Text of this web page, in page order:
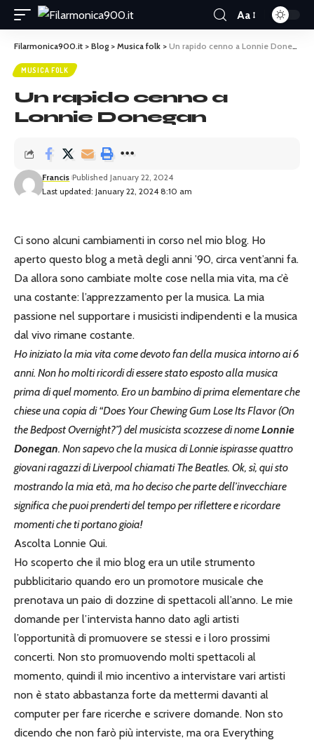
Aa
Filarmonica900.it > Blog> Musica folk > Un rapido cenno a Lonnie Donegan
MUSICA FOLK
Un rapido cenno a
Lonnie Donegan
Last updated: January 22, 2024 8:10 am
Francis Published January 22, 2024
Ci sono alcuni cambiamenti in corso nel mio blog. Ho
aperto questo blog a metà degli anni ’90, circa vent’anni fa.
Da allora sono cambiate molte cose nella mia vita, ma c’è
una costante: l’apprezzamento per la musica. La mia
passione nel supportare i musicisti indipendenti e la musica
dal vivo rimane costante.
Ho iniziato la mia vita come devoto fan della musica intorno ai 6
anni. Non ho molti ricordi di essere stato esposto alla musica
prima di quel momento. Ero un bambino di prima elementare che
chiese una copia di “Does Your Chewing Gum Lose Its Flavor (On
the Bedpost Overnight?”) del musicista scozzese di nomeLonnie
Donegan. Non sapevo che la musica di Lonnie ispirasse quattro
giovani ragazzi di Liverpool chiamati The Beatles. Ok, sì, qui sto
mostrando la mia età, ma ho deciso che parte dell’invecchiare
significa che puoi prenderti del tempo per riflettere e ricordare
momenti che ti portano gioia!
Ascolta Lonnie Qui.
Ho scoperto che il mio blog era un utile strumento
pubblicitario quando ero un promotore musicale che
prenotava un paio di dozzine di spettacoli all’anno. Le mie
domande per l’intervista hanno dato agli artisti
l’opportunità di promuovere se stessi e i loro prossimi
concerti. Non sto promuovendo molti spettacoli al
momento, quindi il mio incentivo a intervistare vari artisti
non è stato abbastanza forte da mettermi davanti al
computer per fare ricerche e scrivere domande. Non sto
dicendo che non farò più interviste, ma ora Everything